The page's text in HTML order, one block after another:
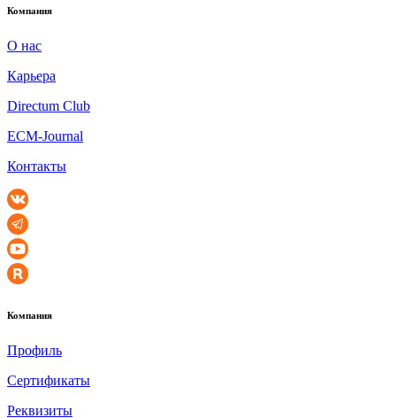
Компания
О нас
Карьера
Directum Club
ECM-Journal
Контакты
Компания
Профиль
Сертификаты
Реквизиты